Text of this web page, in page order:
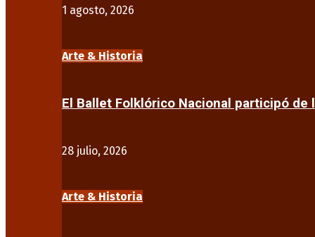
1 agosto, 2026
Arte & Historia
El Ballet Folklórico Nacional participó de
28 julio, 2026
Arte & Historia